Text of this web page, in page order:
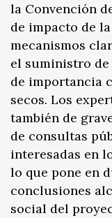
la Convención
de impacto de
mecanismos
el suministro de
de importancia
secos. Los
también de
de consultas
interesadas en
lo que pone en
conclusiones
social del